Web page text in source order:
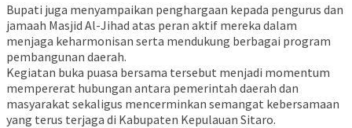
Bupati juga menyampaikan penghargaan kepada pengurus dan
jamaah Masjid Al-Jihad atas peran aktif mereka dalam
menjaga keharmonisan serta mendukung berbagai program
pembangunan daerah.
Kegiatan buka puasa bersama tersebut menjadi momentum
mempererat hubungan antara pemerintah daerah dan
masyarakat sekaligus mencerminkan semangat kebersamaan
yang terus terjaga di Kabupaten Kepulauan Sitaro.